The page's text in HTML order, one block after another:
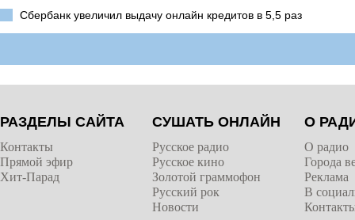
Сбербанк увеличил выдачу онлайн кредитов в 5,5 раз
РАЗДЕЛЫ САЙТА
Контакты
Прямой эфир
Хит-Парад
СУШАТЬ ОНЛАЙН
Русское радио
Русское кино
Золотой граммофон
Русский рок
Новости
О
О радио
Города
Реклама
В